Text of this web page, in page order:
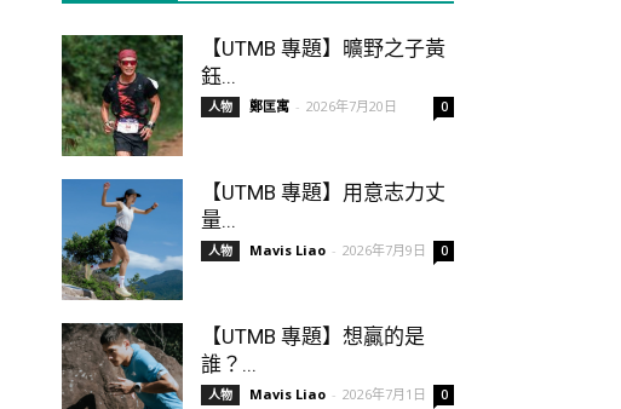
【UTMB 專題】曠野之子黃
鈺...
人物 鄭匡寓 - 2026年7月20日 0
【UTMB 專題】用意志力丈
量...
人物 Mavis Liao - 2026年7月9日 0
【UTMB 專題】想贏的是
誰？...
人物 Mavis Liao - 2026年7月1日 0